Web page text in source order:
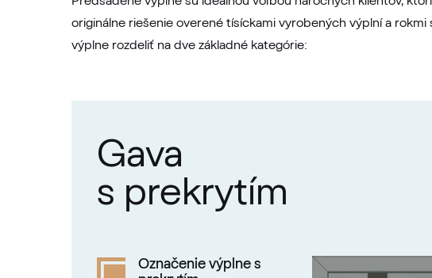
originálne riešenie overené tísíckami vyrobených výplní a
výplne rozdeliť na dve základné kategórie:
Gava
s prekrytím
Označenie výplne s